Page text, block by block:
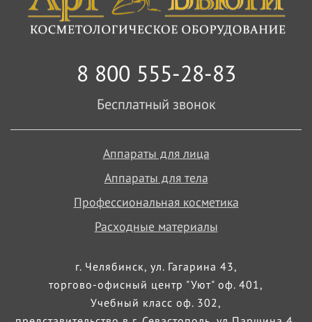
8 800 555-28-83
Бесплатный звонок
Аппараты для лица
Аппараты для тела
Профессиональная косметика
Расходные материалы
г. Челябинск, ул. Гагарина 43,
торгово-офисный центр "Уют" оф. 401,
Учебный класс оф. 302,